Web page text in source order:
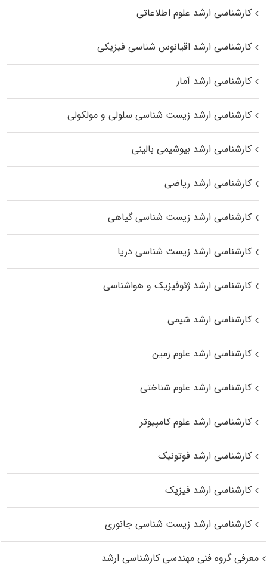
کارشناسی ارشد علوم اطلاعاتی
کارشناسی ارشد اقیانوس‌ شناسی فیزیکی
کارشناسی ارشد آمار
کارشناسی ارشد زیست شناسی سلولی و مولکولی
کارشناسی ارشد بیوشیمی بالینی
کارشناسی ارشد ریاضی
کارشناسی ارشد زیست‌ شناسی گیاهی
کارشناسی ارشد زیست‌ شناسی دریا
کارشناسی ارشد ژئوفیزیک و هواشناسی
کارشناسی ارشد شیمی
کارشناسی ارشد علوم زمین
کارشناسی ارشد علوم شناختی
کارشناسی ارشد علوم کامپیوتر
کارشناسی ارشد فوتونیک
کارشناسی ارشد فیزیک
کارشناسی ارشد زیست‌ شناسی جانوری
معرفی گروه فنی مهندسی کارشناسی ارشد